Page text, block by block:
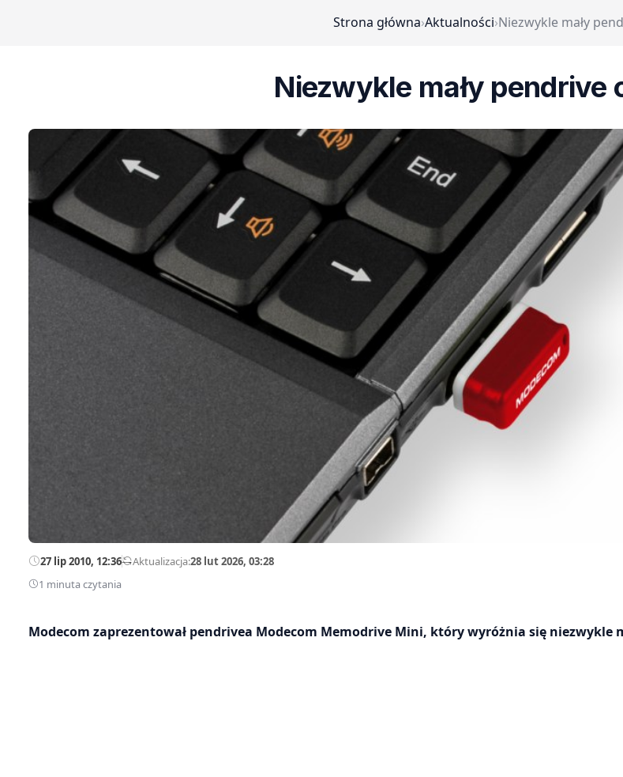
Strona główna›Aktualności›Niezwykle mały
Niezwykle mały pendrive
27 lip 2010, 12:36—Aktualizacja:28 lut 2026, 03:28
1 minuta czytania
Modecom zaprezentował pendrivea Modecom Memodrive Mini, który wyróżnia się niezwykle